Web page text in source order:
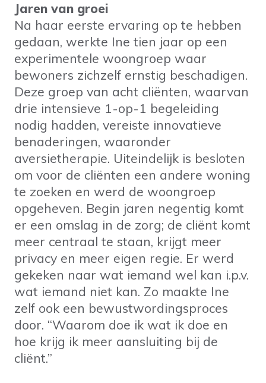
Jaren van groei
Na haar eerste ervaring op te hebben
gedaan, werkte Ine tien jaar op een
experimentele woongroep waar
bewoners zichzelf ernstig beschadigen.
Deze groep van acht cliënten, waarvan
drie intensieve 1-op-1 begeleiding
nodig hadden, vereiste innovatieve
benaderingen, waaronder
aversietherapie. Uiteindelijk is besloten
om voor de cliënten een andere woning
te zoeken en werd de woongroep
opgeheven. Begin jaren negentig komt
er een omslag in de zorg; de cliënt komt
meer centraal te staan, krijgt meer
privacy en meer eigen regie. Er werd
gekeken naar wat iemand wel kan i.p.v.
wat iemand niet kan. Zo maakte Ine
zelf ook een bewustwordingsproces
door. “Waarom doe ik wat ik doe en
hoe krijg ik meer aansluiting bij de
cliënt.”